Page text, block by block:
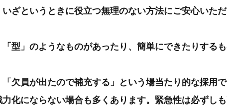
ざというときに役立つ無理のない方法にご安心いただ
型」のようなものがあったり、簡単にできたりする
「欠員が出たので補充する」という場当たり的な採用
化にならない場合も多くあります。緊急性は必ずし